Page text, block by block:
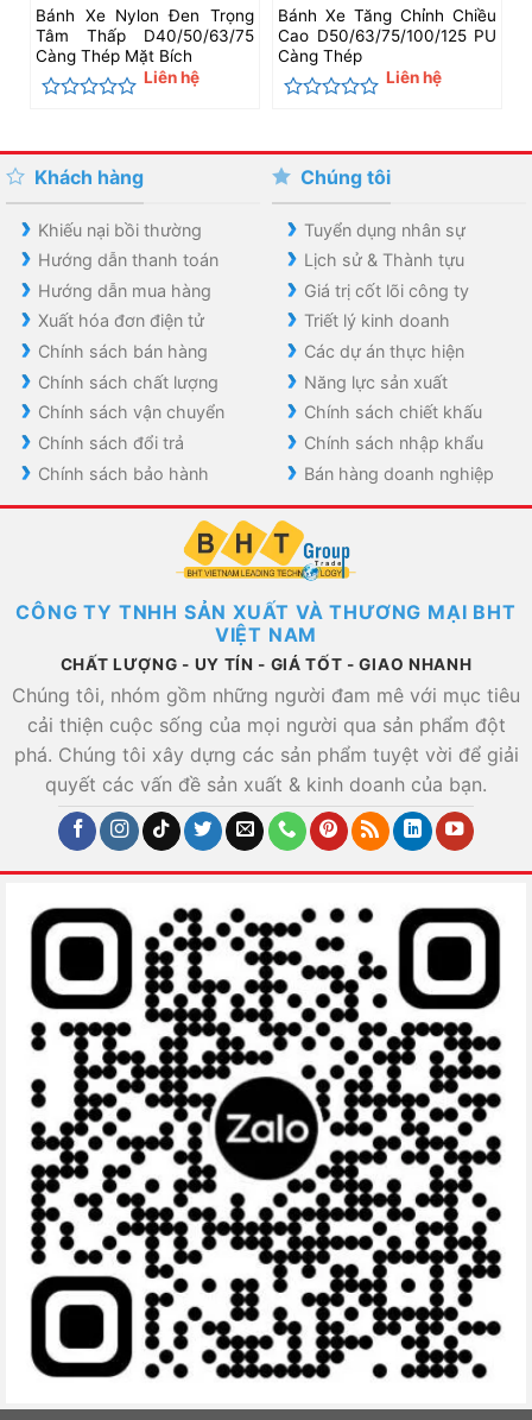
Bánh Xe Nylon Đen Trọng
Tâm Thấp D40/50/63/75
Càng Thép Mặt Bích
hạng
0
5
sao
Liên hệ
Bánh Xe Tăng Chỉnh Chiều
Cao D50/63/75/100/125 PU
Càng Thép
hạng
0
5
sao
Liên hệ
Khách hàng
Khiếu nại bồi thường
Hướng dẫn thanh toán
Hướng dẫn mua hàng
Xuất hóa đơn điện tử
Chính sách bán hàng
Chính sách chất lượng
Chính sách vận chuyển
Chính sách đổi trả
Chính sách bảo hành
Chúng tôi
Tuyển dụng nhân sự
Lịch sử & Thành tựu
Giá trị cốt lõi công ty
Triết lý kinh doanh
Các dự án thực hiện
Năng lực sản xuất
Chính sách chiết khấu
Chính sách nhập khẩu
Bán hàng doanh nghiệp
CÔNG TY TNHH SẢN XUẤT VÀ THƯƠNG MẠI BHT
VIỆT NAM
CHẤT LƯỢNG - UY TÍN - GIÁ TỐT - GIAO NHANH
Chúng tôi, nhóm gồm những người đam mê với mục tiêu
cải thiện cuộc sống của mọi người qua sản phẩm đột
phá. Chúng tôi xây dựng các sản phẩm tuyệt vời để giải
quyết các vấn đề sản xuất & kinh doanh của bạn.